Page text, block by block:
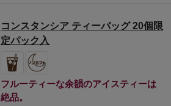
コンスタンシア ティーバッグ 20個限
定パック入
フルーティーな余韻のアイスティーは
絶品。